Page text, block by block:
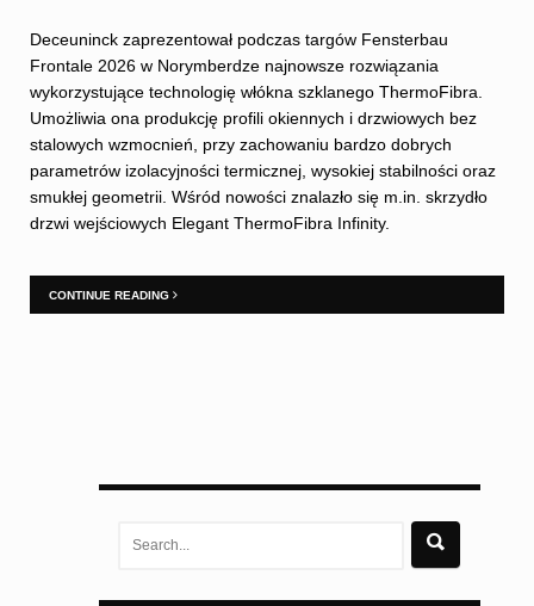
Deceuninck zaprezentował podczas targów Fensterbau
Frontale 2026 w Norymberdze najnowsze rozwiązania
wykorzystujące technologię włókna szklanego ThermoFibra.
Umożliwia ona produkcję profili okiennych i drzwiowych bez
stalowych wzmocnień, przy zachowaniu bardzo dobrych
parametrów izolacyjności termicznej, wysokiej stabilności oraz
smukłej geometrii. Wśród nowości znalazło się m.in. skrzydło
drzwi wejściowych Elegant ThermoFibra Infinity.
CONTINUE READING